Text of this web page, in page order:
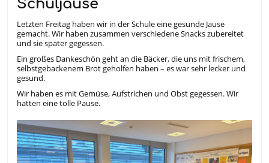
Schuljause
Letzten Freitag haben wir in der Schule eine gesunde Jause
gemacht. Wir haben zusammen verschiedene Snacks zubereitet
und sie später gegessen.
Ein großes Dankeschön geht an die Bäcker, die uns mit frischem,
selbstgebackenem Brot geholfen haben – es war sehr lecker und
gesund.
Wir haben es mit Gemüse, Aufstrichen und Obst gegessen. Wir
hatten eine tolle Pause.